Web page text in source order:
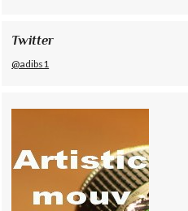
Twitter
@adibs1